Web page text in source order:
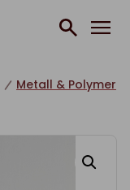
Metall & Polymer